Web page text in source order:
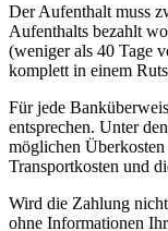
Der Aufenthalt muss
Aufenthalts bezahlt
(weniger als 40 Tage
komplett in einem
Für jede
entsprechen. Unter
möglichen
Transportkosten und
Wird die Zahlung
ohne Informationen